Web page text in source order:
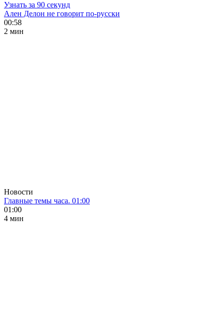
Узнать за 90 секунд
Ален Делон не говорит по-русски
00:58
2 мин
Новости
Главные темы часа. 01:00
01:00
4 мин